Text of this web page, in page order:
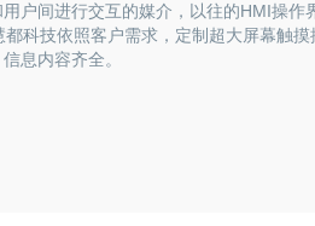
户间进行交互的媒介，以往的HMI操作
科技依照客户需求，定制超大屏幕触摸
息内容齐全。